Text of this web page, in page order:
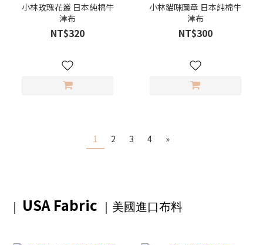
小林玫瑰花叢 日本純棉牛
津布
NT$320
小林貓咪圖章 日本純棉牛
津布
NT$300
1 2 3 4 »
｜ USA Fabric ｜美國進口布料